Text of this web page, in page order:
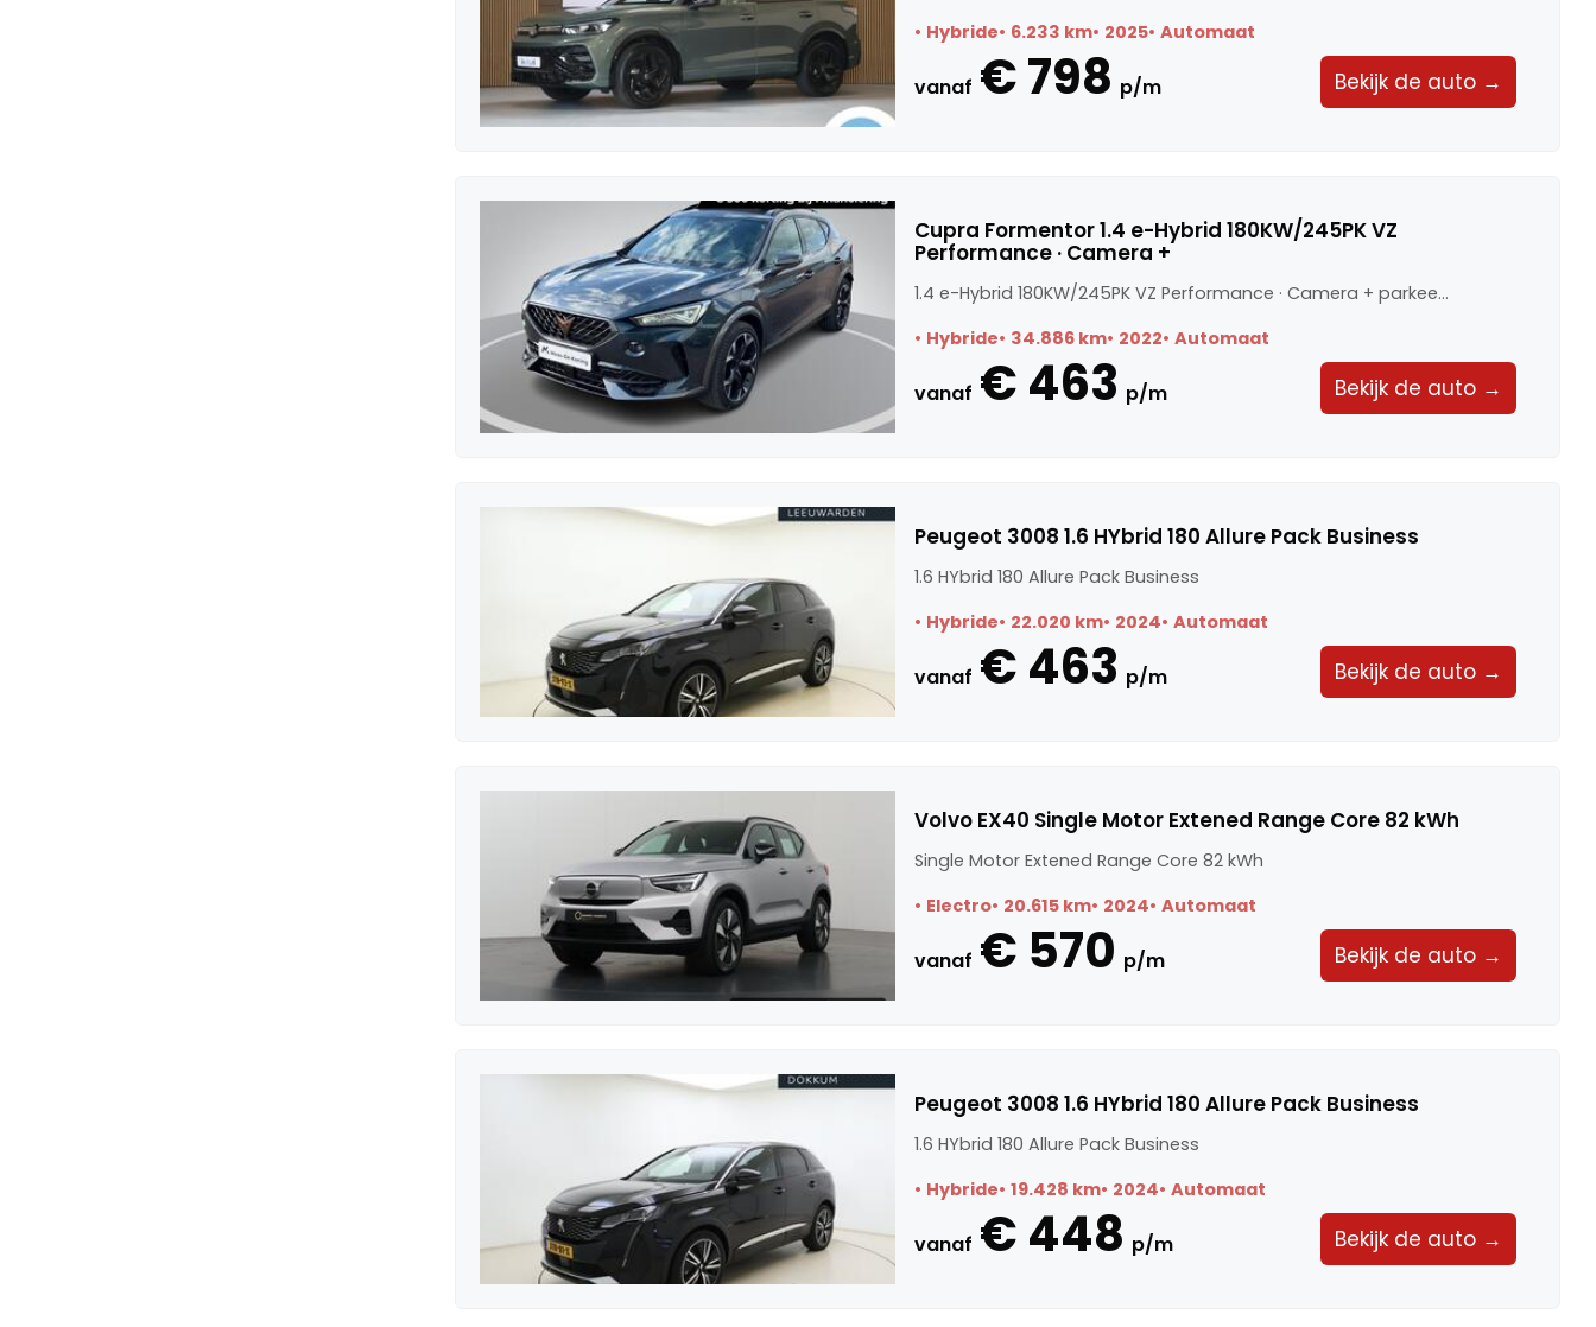
Hybride 6.233 km 2025 Automaat
vanaf € 798 p/m Bekijk de auto →
Cupra Formentor 1.4 e-Hybrid 180KW/245PK VZ
Performance · Camera +
1.4 e-Hybrid 180KW/245PK VZ Performance · Camera + parkee...
Hybride 34.886 km 2022 Automaat
vanaf € 463 p/m Bekijk de auto →
Peugeot 3008 1.6 HYbrid 180 Allure Pack Business
1.6 HYbrid 180 Allure Pack Business
Hybride 22.020 km 2024 Automaat
vanaf € 463 p/m Bekijk de auto →
Volvo EX40 Single Motor Extened Range Core 82 kWh
Single Motor Extened Range Core 82 kWh
Electro 20.615 km 2024 Automaat
vanaf € 570 p/m Bekijk de auto →
Peugeot 3008 1.6 HYbrid 180 Allure Pack Business
1.6 HYbrid 180 Allure Pack Business
Hybride 19.428 km 2024 Automaat
vanaf € 448 p/m Bekijk de auto →